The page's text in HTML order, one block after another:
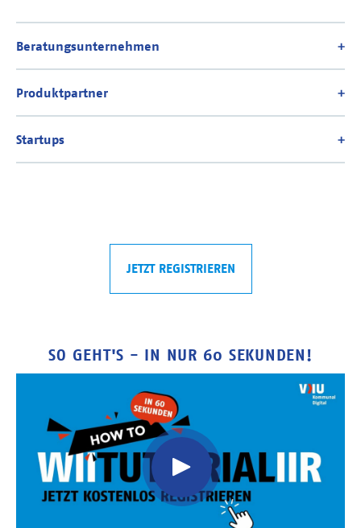
JETZT REGISTRIEREN
SO GEHT'S - IN NUR 60 SEKUNDEN!